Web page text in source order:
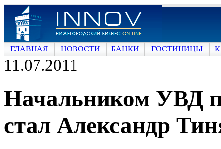
ГЛАВНАЯ НОВОСТИ БАНКИ ГОСТИНИЦЫ
11.07.2011
Начальником УВД
стал Александр